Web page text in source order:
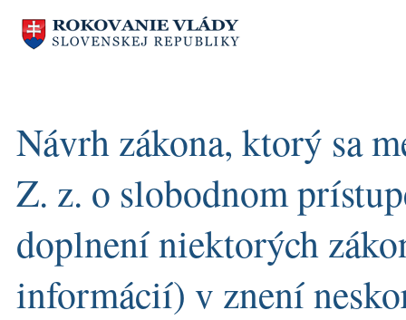
Návrh zákona, ktorý sa
Z. z. o slobodnom
doplnení niektorých
informácií) v znení